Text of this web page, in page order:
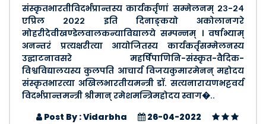
संस्कृतभारतीविदर्भप्रान्तस्य कार्यकर्तृणां‍‍‌ सम्मेलनम् २३-२४
एप्रिल २०२२ इति दिनाङ्कयो अकोलानगरे
मोहरीदेवीखण्डेलवालकन्याविद्यालये सम्पन्नम् । वर्षाभ्याम्
अनन्तरं प्रत्यक्षरीत्या आयोजितस्य कार्यकर्तृसम्मेलनस्य
उद्घाटनावसरे महर्षिपाणिनि-संस्कृत-वैदिक-
विश्वविद्यालयस्य कुलपति आचार्य विजयकुमारमेनन् महोदय
संस्कृतभारत्या अखिलभारतीयमन्त्री डॉ. सत्यनारायणभट्टवर्य
विदर्भप्रान्तमन्त्री श्रीमान् रमेशमन्त्रिमहोदय स्वाग�..
Post By : Vidarbha
26-04-2022